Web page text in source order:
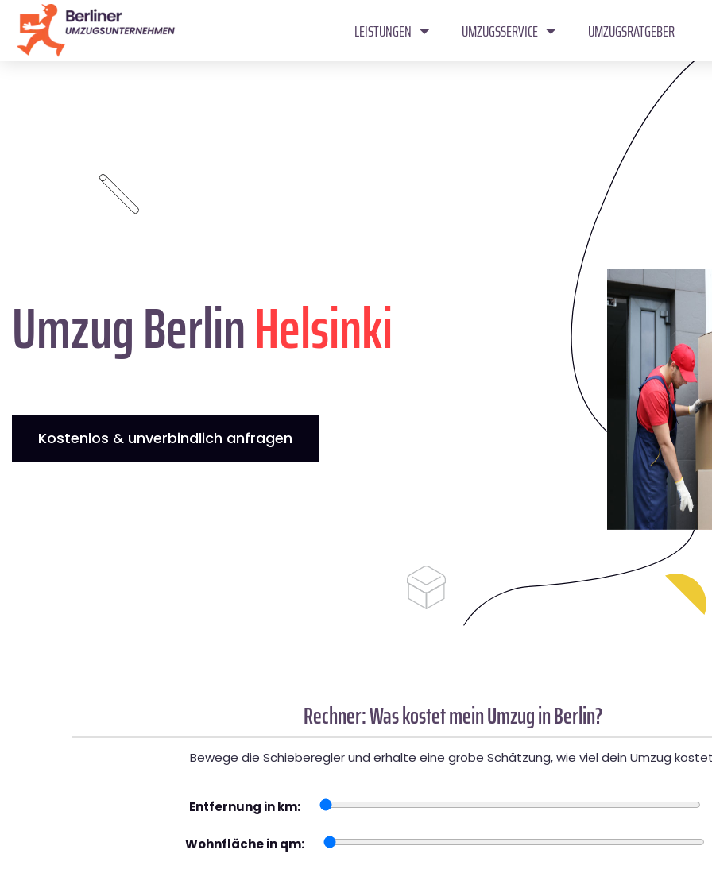
LEISTUNGEN UMZUGSSERVICE UMZUGSRATGEBER
Umzug BerlinHelsinki
Kostenlos & unverbindlich anfragen
Rechner: Was kostet mein Umzug in Berlin?
Bewege die Schieberegler und erhalte eine grobe Schätzung, wie viel dein Umzug
Entfernung in km:
Wohnfläche in qm: